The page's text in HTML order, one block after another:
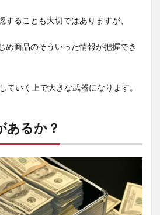
することも大切ではありますが、
め商品のそういった情報が把握でき
ていく上で大きな武器になります。
あるか？